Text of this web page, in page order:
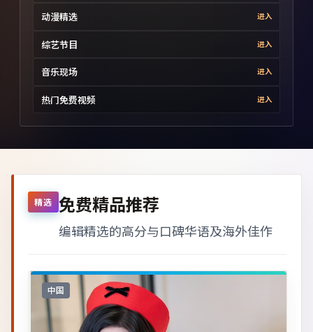
动漫精选 进入
综艺节目 进入
音乐现场 进入
热门免费视频 进入
精选 免费精品推荐
编辑精选的高分与口碑华语及海外佳作
中国